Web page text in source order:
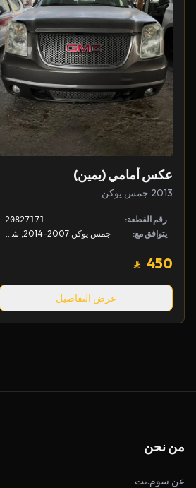
عكس أمامي (يمين)
2013 جمس يوكن
رقم القطعة: 20827171
يتوافق مع:
450
عرض التفاصيل
من نحن
عن سوم.نت